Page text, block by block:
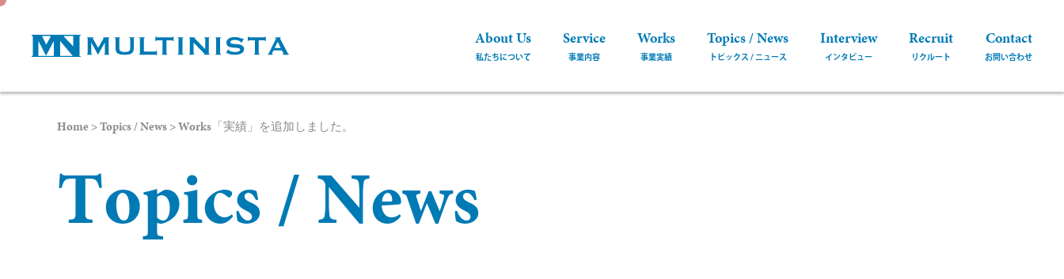
About Us Service Works Topics / News Interview Recruit Contact
Home >Topics / News >Works「実績」を追加しました。
Topics/News